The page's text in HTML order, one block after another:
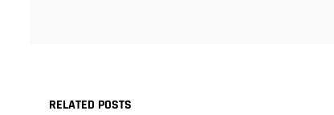
RELATED POSTS